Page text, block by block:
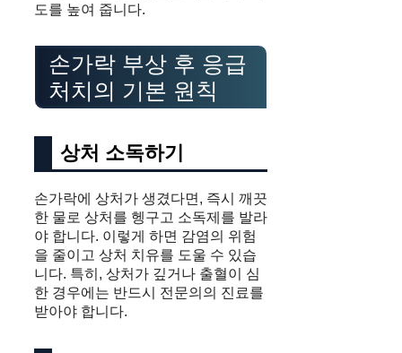
도를 높여 줍니다.
손가락 부상 후 응급
처치의 기본 원칙
상처 소독하기
손가락에 상처가 생겼다면, 즉시 깨끗
한 물로 상처를 헹구고 소독제를 발라
야 합니다. 이렇게 하면 감염의 위험
을 줄이고 상처 치유를 도울 수 있습
니다. 특히, 상처가 깊거나 출혈이 심
한 경우에는 반드시 전문의의 진료를
받아야 합니다.